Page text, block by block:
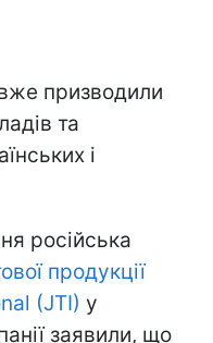
призводили
та
і
російська
продукції
(JTI) у
заявили, що